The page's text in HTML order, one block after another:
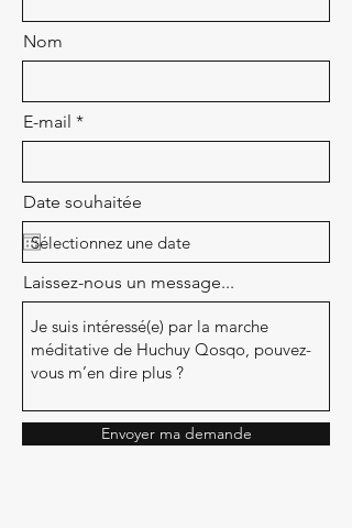
Nom
E-mail
Date souhaitée
Laissez-nous un message...
Envoyer ma demande